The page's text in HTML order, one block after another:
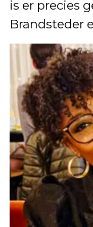
is er precies
Brandsteder